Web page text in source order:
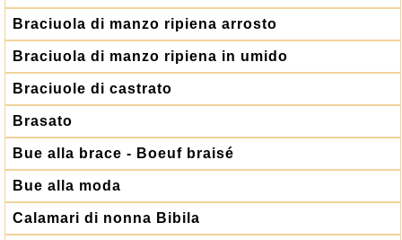
Braciuola di manzo ripiena arrosto
Braciuola di manzo ripiena in umido
Braciuole di castrato
Brasato
Bue alla brace - Boeuf braisé
Bue alla moda
Calamari di nonna Bibila